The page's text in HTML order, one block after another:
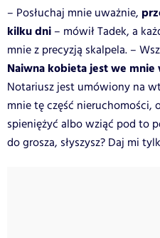
– Posłuchaj mnie uważnie,
kilku dni – mówił Tadek, a
mnie z precyzją skalpela. –
Naiwna kobieta jest we
Notariusz jest umówiony na
mnie tę część nieruchomości,
spieniężyć albo wziąć pod to
do grosza, słyszysz? Daj mi